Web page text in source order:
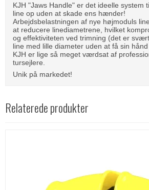
KJH "Jaws Handle" er det ideelle system
line op uden at skade ens hænder!
Arbejdsbelastningen af ​​nye højmoduls
at reducere linediametrene, hvilket
og effektiviteten ved trimning (det er
line med lille diameter uden at få sin hånd
KJH er lige så meget værdsat af
tursejlere.
Unik på markedet!
Relaterede produkter